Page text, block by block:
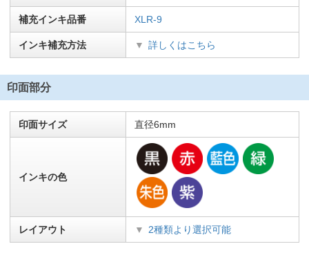
補充インキ品番 XLR-9
インキ補充方法 詳しくはこちら
印面部分
印面サイズ 直径6mm
インキの色
レイアウト 2種類より選択可能